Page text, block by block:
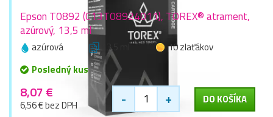
Epson T0892 (C13T08924011), TOREX® atrament,
azúrový, 13,5 ml
azúrová 13,5 ml
10 zlaťákov
Posledný kus
8,07 €
6,56 € bez DPH - + DO KOŠÍKA